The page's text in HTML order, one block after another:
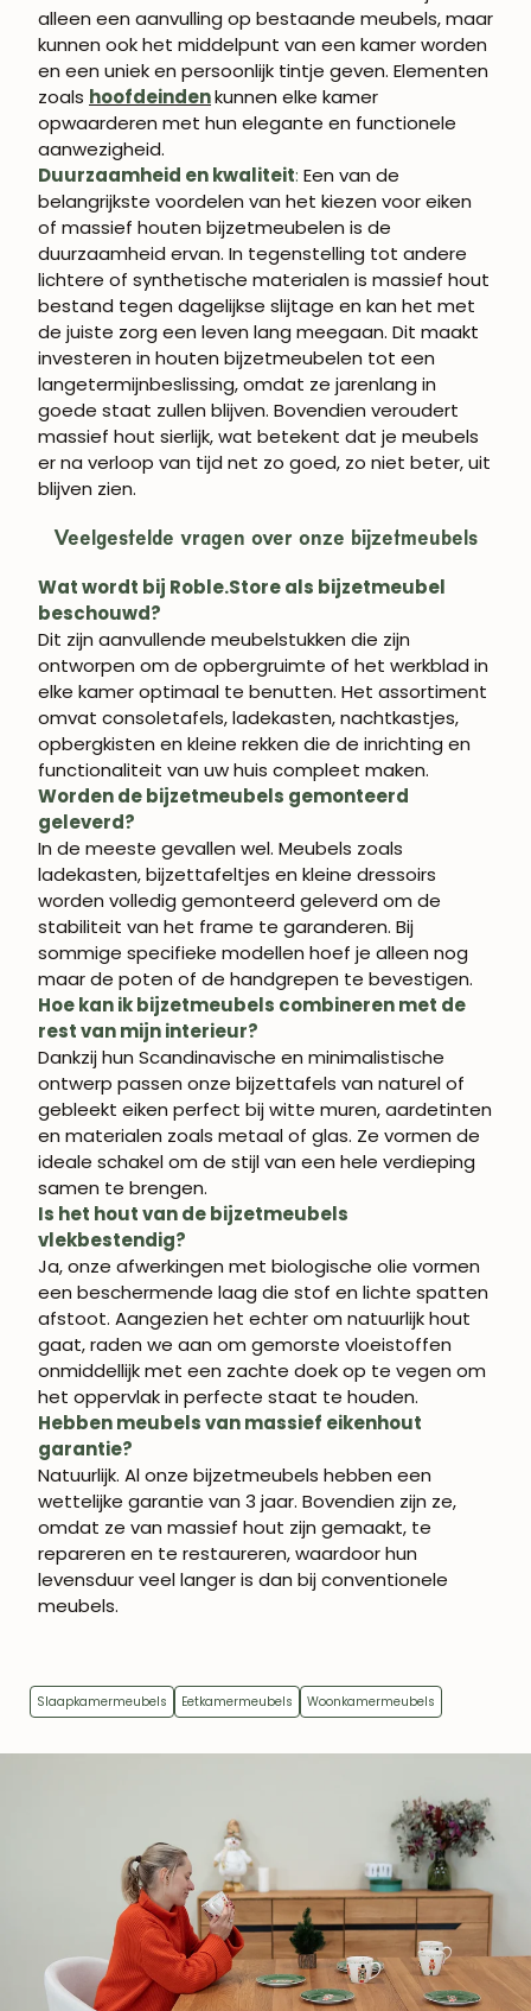
alleen een aanvulling op bestaande meubels, maar
kunnen ook het middelpunt van een kamer worden
en een uniek en persoonlijk tintje geven. Elementen
zoals hoofdeindenkunnen elke kamer
opwaarderen met hun elegante en functionele
aanwezigheid.
Duurzaamheid en kwaliteit: Een van de
belangrijkste voordelen van het kiezen voor eiken
of massief houten bijzetmeubelen is de
duurzaamheid ervan. In tegenstelling tot andere
lichtere of synthetische materialen is massief hout
bestand tegen dagelijkse slijtage en kan het met
de juiste zorg een leven lang meegaan. Dit maakt
investeren in houten bijzetmeubelen tot een
langetermijnbeslissing, omdat ze jarenlang in
goede staat zullen blijven. Bovendien veroudert
massief hout sierlijk, wat betekent dat je meubels
er na verloop van tijd net zo goed, zo niet beter, uit
blijven zien.
Veelgestelde vragen over onze bijzetmeubels
Wat wordt bij Roble.Store als bijzetmeubel
beschouwd?
Dit zijn aanvullende meubelstukken die zijn
ontworpen om de opbergruimte of het werkblad in
elke kamer optimaal te benutten. Het assortiment
omvat consoletafels, ladekasten, nachtkastjes,
opbergkisten en kleine rekken die de inrichting en
functionaliteit van uw huis compleet maken.
Worden de bijzetmeubels gemonteerd
geleverd?
In de meeste gevallen wel. Meubels zoals
ladekasten, bijzettafeltjes en kleine dressoirs
worden volledig gemonteerd geleverd om de
stabiliteit van het frame te garanderen. Bij
sommige specifieke modellen hoef je alleen nog
maar de poten of de handgrepen te bevestigen.
Hoe kan ik bijzetmeubels combineren met de
rest van mijn interieur?
Dankzij hun Scandinavische en minimalistische
ontwerp passen onze bijzettafels van naturel of
gebleekt eiken perfect bij witte muren, aardetinten
en materialen zoals metaal of glas. Ze vormen de
ideale schakel om de stijl van een hele verdieping
samen te brengen.
Is het hout van de bijzetmeubels
vlekbestendig?
Ja, onze afwerkingen met biologische olie vormen
een beschermende laag die stof en lichte spatten
afstoot. Aangezien het echter om natuurlijk hout
gaat, raden we aan om gemorste vloeistoffen
onmiddellijk met een zachte doek op te vegen om
het oppervlak in perfecte staat te houden.
Hebben meubels van massief eikenhout
garantie?
Natuurlijk. Al onze bijzetmeubels hebben een
wettelijke garantie van 3 jaar. Bovendien zijn ze,
omdat ze van massief hout zijn gemaakt, te
repareren en te restaureren, waardoor hun
levensduur veel langer is dan bij conventionele
meubels.
Slaapkamermeubels Eetkamermeubels Woonkamermeubels
WORD LID VAN
ROBLE.STORE!
Schrijf je in en krijg 5% korting op je eerste
aankoop.
ABONNEREN